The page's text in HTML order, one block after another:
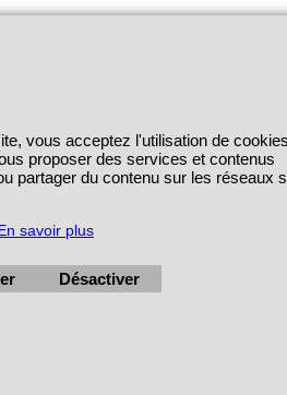
vous acceptez l'utilisation de
proposer des services et contenus
partager du contenu sur les réseaux
savoir plus
Désactiver